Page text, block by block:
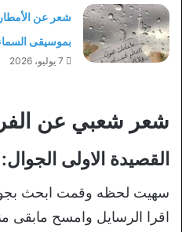
شعر عن
بموسيقى
7 يوليو، 2026
شعر شعبي عن
القصيدة الاولى الجوال:
سهيت لحظه وقمت ابحث
اقرا الرسايل وامسح مابقى